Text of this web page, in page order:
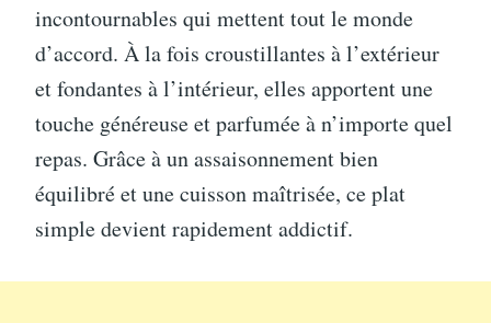
incontournables qui mettent tout le monde
d’accord. À la fois croustillantes à l’extérieur
et fondantes à l’intérieur, elles apportent une
touche généreuse et parfumée à n’importe quel
repas. Grâce à un assaisonnement bien
équilibré et une cuisson maîtrisée, ce plat
simple devient rapidement addictif.